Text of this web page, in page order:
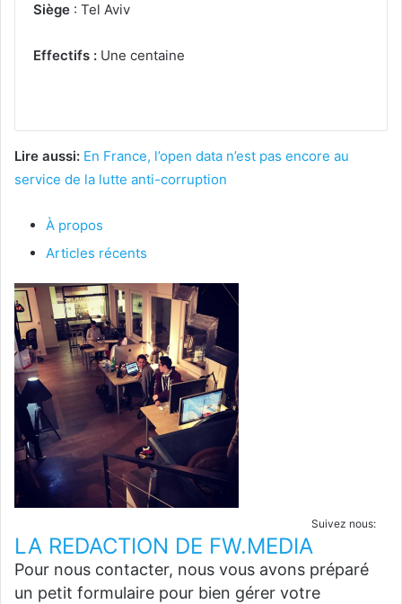
Siège : Tel Aviv
Effectifs : Une centaine
Lire aussi: En France, l’open data n’est pas encore au
service de la lutte anti-corruption
À propos
Articles récents
Suivez nous:
LA REDACTION DE FW.MEDIA
Pour nous contacter, nous vous avons préparé
un petit formulaire pour bien gérer votre